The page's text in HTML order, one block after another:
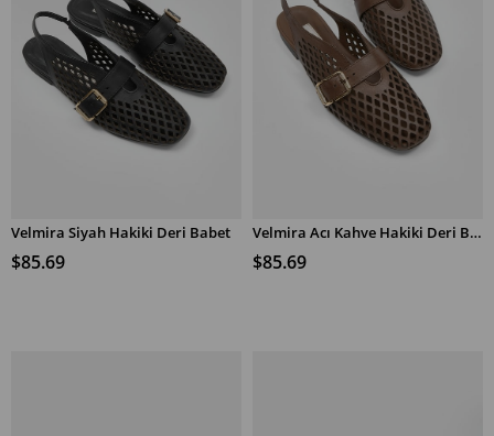
SEPETE EKLE
Velmira Siyah Hakiki Deri Babet
$85.69
SEPETE EKLE Velmira Acı Kahve Hakiki Deri Babet
$85.69